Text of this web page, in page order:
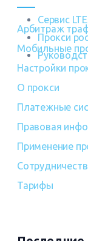
Сервис
Прокси
Арбитраж
Мобильные
Настройки
О прокси
Платежные
Правовая
Применение
Тарифы